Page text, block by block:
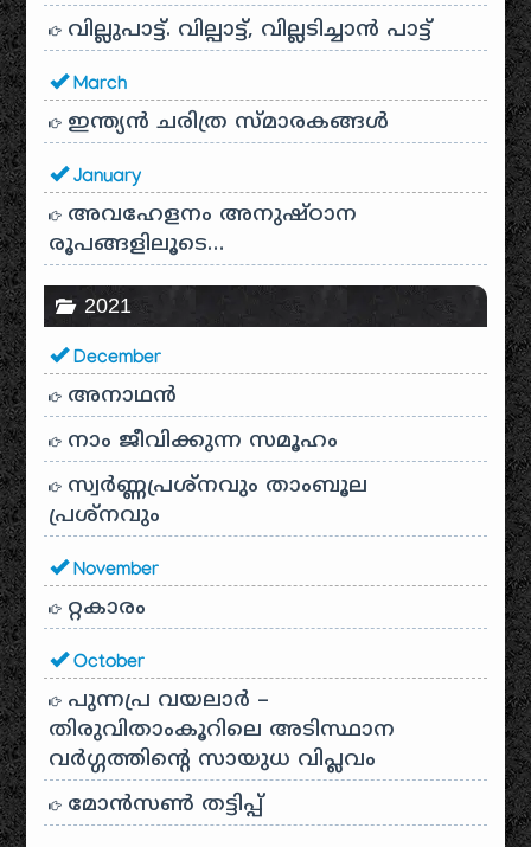
വില്ലുപാട്ട്. വില്പാട്ട്, വില്ലടിച്ചാൻ പാട്ട്
March
ഇന്ത്യൻ ചരിത്ര സ്മാരകങ്ങൾ
January
അവഹേളനം അനുഷ്ഠാന
രൂപങ്ങളിലൂടെ…
2021
December
അനാഥന്‍
നാം ജീവിക്കുന്ന സമൂഹം
സ്വര്‍ണ്ണപ്രശ്‌നവും താംബൂല
പ്രശ്‌നവും
November
റ്റകാരം
October
പുന്നപ്ര വയലാർ –
തിരുവിതാംകൂറിലെ അടിസ്ഥാന
വർഗ്ഗത്തിന്റെ സായുധ വിപ്ലവം
മോൻസൺ തട്ടിപ്പ്